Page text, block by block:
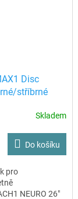
Disc
stříbrné
Skladem
Do košíku
pro
NEURO 26"